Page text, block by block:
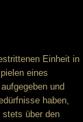
Einheit in
eines
und
haben,
stets über den